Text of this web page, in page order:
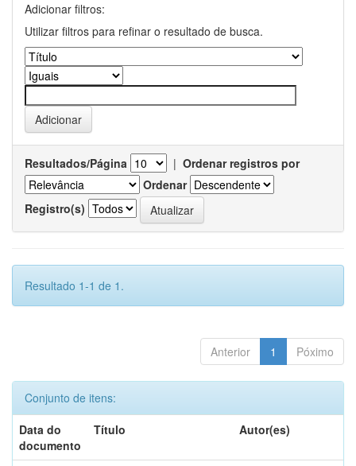
Adicionar filtros:
Utilizar filtros para refinar o resultado de busca.
Resultados/Página | Ordenar registros por
Ordenar
Registro(s)
Resultado 1-1 de 1.
Anterior 1 Póximo
Conjunto de itens:
Data do
documento
Título Autor(es)